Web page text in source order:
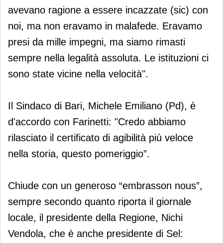
avevano ragione a essere incazzate (sic) con
noi, ma non eravamo in malafede. Eravamo
presi da mille impegni, ma siamo rimasti
sempre nella legalità assoluta. Le istituzioni ci
sono state vicine nella velocità".
Il Sindaco di Bari, Michele Emiliano (Pd), è
d'accordo con Farinetti: "Credo abbiamo
rilasciato il certificato di agibilità più veloce
nella storia, questo pomeriggio”.
Chiude con un generoso “embrasson nous”,
sempre secondo quanto riporta il giornale
locale, il presidente della Regione, Nichi
Vendola, che è anche presidente di Sel: